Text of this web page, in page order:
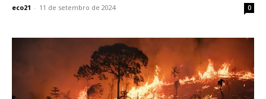
eco21 - 11 de setembro de 2024 0